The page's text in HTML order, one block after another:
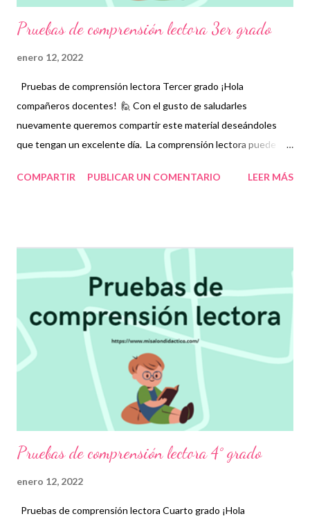
Pruebas de comprensión lectora 3er grado
enero 12, 2022
Pruebas de comprensión lectora Tercer grado ¡Hola
compañeros docentes! 🙋 Con el gusto de saludarles
nuevamente queremos compartir este material deseándoles
que tengan un excelente día. La comprensión lectora puede
interpretar un texto. No basta sólo con entender el significado
fluidez, también les permitirá comprender adecuadamente lo
que leen y, si es el caso, emitir una opinión razonable mediante la
formulación de argumentos, que en un futuro, les ayudará a
expresarse de la mejor manera en diversas situaciones.
Agradecemos enormemente a los autores de este grandioso
material recordando que nosotros sólo lo compartimos con fines
informativos y educativos. 👏 Descarga 👇 Pruebas de
comprensión lectora 3er grado ¡G...
COMPARTIR PUBLICAR UN COMENTARIO LEER MÁS
Pruebas de comprensión lectora 4° grado
enero 12, 2022
Pruebas de comprensión lectora Cuarto grado ¡Hola